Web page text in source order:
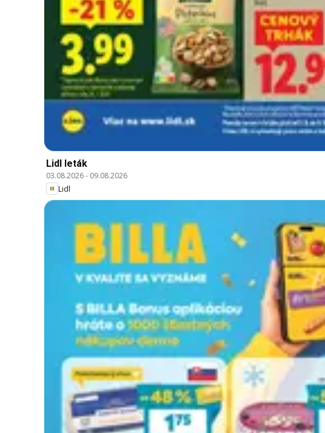
Lidl leták
03.08.2026- 09.08.2026
Lidl